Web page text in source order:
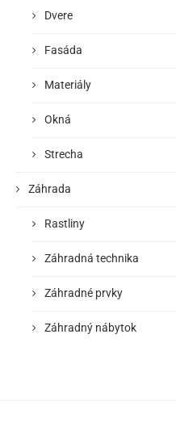
Dvere
Fasáda
Materiály
Okná
Strecha
Záhrada
Rastliny
Záhradná technika
Záhradné prvky
Záhradný nábytok